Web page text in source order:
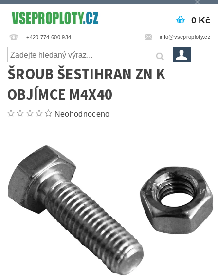
+420 774 600 934 info@vseproploty.cz
0 Kč
ŠROUB ŠESTIHRAN ZN K
OBJÍMCE M4X40
Neohodnoceno